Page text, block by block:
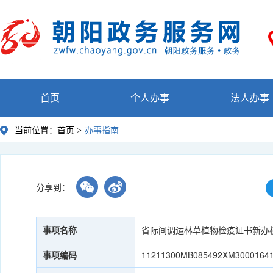
首页 个人办事 法人办事
当前位置： 首页 > 办事指南
分享到：
事项名称 省际间调运林草植物检疫证书新办
事项编码